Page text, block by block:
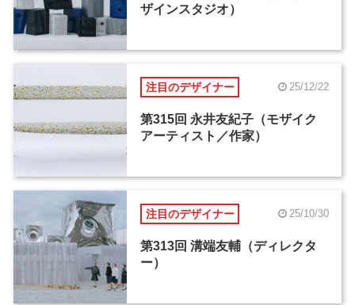
ザインスタジオ）
注目のデザイナー 25/12/22
第315回 永井友紀子（モザイク
アーティスト／作家）
注目のデザイナー 25/10/30
第313回 溝端友輔（ディレクタ
ー）